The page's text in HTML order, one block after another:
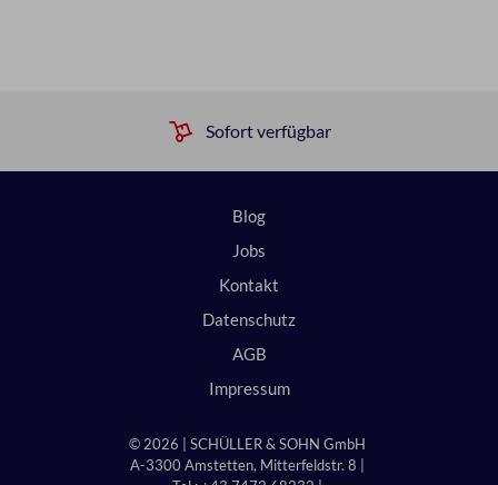
Sofort verfügbar
© 2026 | SCHÜLLER & SOHN GmbH
A-3300 Amstetten, Mitterfeldstr. 8 |
Blog
Jobs
Kontakt
Datenschutz
AGB
Impressum